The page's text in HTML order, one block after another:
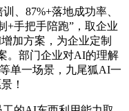
、87%+落地成功率、
+手把手陪跑”，取企业
加方案，为企业定制
。部门企业对AI的理解
单一场景，九尾狐AI一
！